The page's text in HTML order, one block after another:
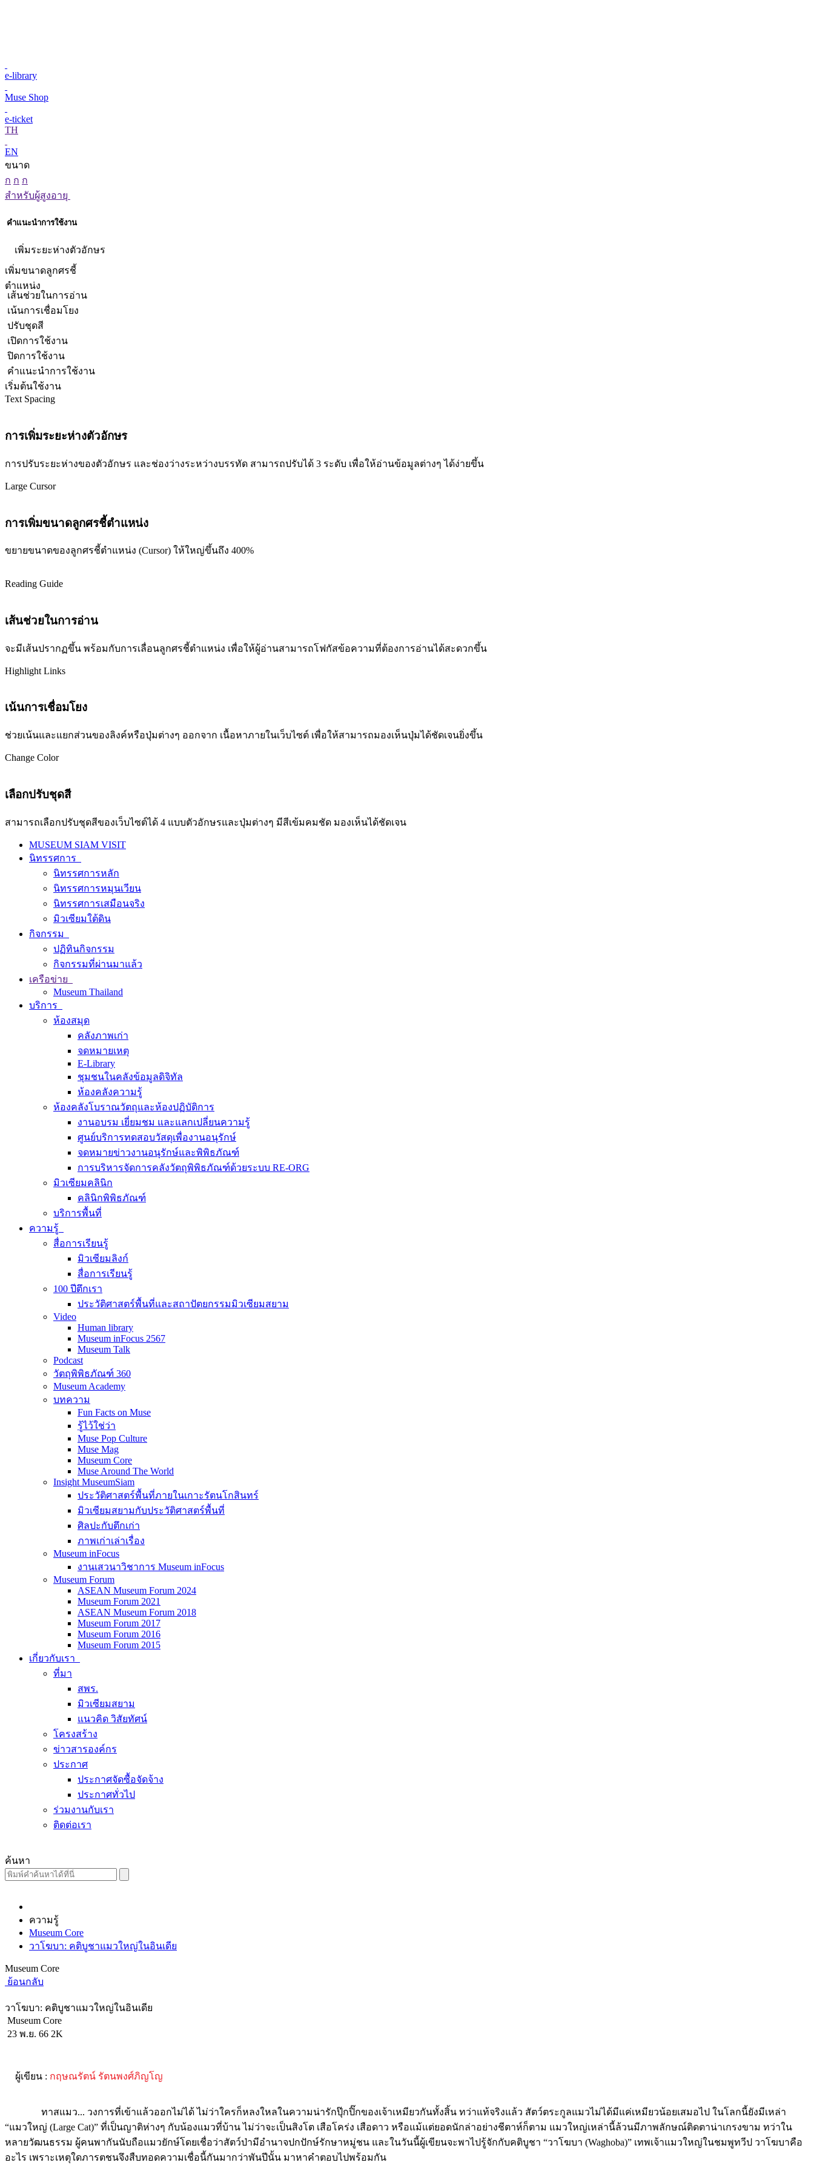
e-library
Muse Shop
e-ticket
TH
EN
ขนาด
ก ก ก
สำหรับผู้สูงอายุ
คำแนะนำการใช้งาน
เพิ่มระยะห่างตัวอักษร
เพิ่มขนาดลูกศรชี้
ตำแหน่ง
เส้นช่วยในการอ่าน
เน้นการเชื่อมโยง
ปรับชุดสี
เปิดการใช้งาน
ปิดการใช้งาน
คำแนะนำการใช้งาน
เริ่มต้นใช้งาน
Text Spacing
การเพิ่มระยะห่างตัวอักษร
การปรับระยะห่างของตัวอักษร และช่องว่างระหว่างบรรทัด สามารถปรับได้ 3 ระดับ เพื่อให้อ่านข้อมูลต่างๆ ได้ง่ายขึ้น
Large Cursor
การเพิ่มขนาดลูกศรชี้ตำแหน่ง
ขยายขนาดของลูกศรชี้ตำแหน่ง (Cursor) ให้ใหญ่ขึ้นถึง 400%
Reading Guide
เส้นช่วยในการอ่าน
จะมีเส้นปรากฏขึ้น พร้อมกับการเลื่อนลูกศรชี้ตำแหน่ง เพื่อให้ผู้อ่านสามารถโฟกัสข้อความที่ต้องการอ่านได้สะดวกขึ้น
Highlight Links
เน้นการเชื่อมโยง
ช่วยเน้นและแยกส่วนของลิงค์หรือปุ่มต่างๆ ออกจาก เนื้อหาภายในเว็บไซต์ เพื่อให้สามารถมองเห็นปุ่มได้ชัดเจนยิ่งขึ้น
Change Color
เลือกปรับชุดสี
สามารถเลือกปรับชุดสีของเว็บไซต์ได้ 4 แบบตัวอักษรและปุ่มต่างๆ มีสีเข้มคมชัด มองเห็นได้ชัดเจน
MUSEUM SIAM VISIT
นิทรรศการ
นิทรรศการหลัก
นิทรรศการหมุนเวียน
นิทรรศการเสมือนจริง
มิวเซียมใต้ดิน
กิจกรรม
ปฏิทินกิจกรรม
กิจกรรมที่ผ่านมาแล้ว
เครือข่าย
Museum Thailand
บริการ
ห้องสมุด
คลังภาพเก่า
จดหมายเหตุ
E-Library
ชุมชนในคลังข้อมูลดิจิทัล
ห้องคลังความรู้
ห้องคลังโบราณวัตถุและห้องปฏิบัติการ
งานอบรม เยี่ยมชม และแลกเปลี่ยนความรู้
ศูนย์บริการทดสอบวัสดุเพื่องานอนุรักษ์
จดหมายข่าวงานอนุรักษ์และพิพิธภัณฑ์
การบริหารจัดการคลังวัตถุพิพิธภัณฑ์ด้วยระบบ RE-ORG
มิวเซียมคลินิก
คลินิกพิพิธภัณฑ์
บริการพื้นที่
ความรู้
สื่อการเรียนรู้
มิวเซียมลิงก์
สื่อการเรียนรู้
100 ปีตึกเรา
ประวัติศาสตร์พื้นที่และสถาปัตยกรรมมิวเซียมสยาม
Video
Human library
Museum inFocus 2567
Museum Talk
Podcast
วัตถุพิพิธภัณฑ์ 360
Museum Academy
บทความ
Fun Facts on Muse
รู้ไว้ใช่ว่า
Muse Pop Culture
Muse Mag
Museum Core
Muse Around The World
Insight MuseumSiam
ประวัติศาสตร์พื้นที่ภายในเกาะรัตนโกสินทร์
มิวเซียมสยามกับประวัติศาสตร์พื้นที่
ศิลปะกับตึกเก่า
ภาพเก่าเล่าเรื่อง
Museum inFocus
งานเสวนาวิชาการ Museum inFocus
Museum Forum
ASEAN Museum Forum 2024
Museum Forum 2021
ASEAN Museum Forum 2018
Museum Forum 2017
Museum Forum 2016
Museum Forum 2015
เกี่ยวกับเรา
ที่มา
สพร.
มิวเซียมสยาม
แนวคิด วิสัยทัศน์
โครงสร้าง
ข่าวสารองค์กร
ประกาศ
ประกาศจัดซื้อจัดจ้าง
ประกาศทั่วไป
ร่วมงานกับเรา
ติดต่อเรา
ค้นหา
ความรู้
Museum Core
วาโฆบา: คติบูชาแมวใหญ่ในอินเดีย
Museum Core
ย้อนกลับ
วาโฆบา: คติบูชาแมวใหญ่ในอินเดีย
Museum Core
23 พ.ย. 66 2K
ผู้เขียน : กฤษณรัตน์ รัตนพงศ์ภิญโญ
ทาสแมว... วงการที่เข้าแล้วออกไม่ได้ ไม่ว่าใครก็หลงใหลในความน่ารักปุ๊กปิ๊กของเจ้าเหมียวกันทั้งสิ้น ทว่าแท้จริงแล้ว สัตว์ตระกูลแมวไม่ได้มีแค่เหมียวน้อยเสมอไป ในโลกนี้ยังมีเหล่า
“แมวใหญ่ (Large Cat)” ที่เป็นญาติห่างๆ กับน้องแมวที่บ้าน ไม่ว่าจะเป็นสิงโต เสือโคร่ง เสือดาว หรือแม้แต่ยอดนักล่าอย่างชีตาห์ก็ตาม แมวใหญ่เหล่านี้ล้วนมีภาพลักษณ์ติดตาน่าเกรงขาม ทว่าใน
หลายวัฒนธรรม ผู้คนพากันนับถือแมวยักษ์โดยเชื่อว่าสัตว์ป่ามีอำนาจปกปักษ์รักษาหมู่ชน และในวันนี้ผู้เขียนจะพาไปรู้จักกับคติบูชา “วาโฆบา (Waghoba)” เทพเจ้าแมวใหญ่ในชมพูทวีป วาโฆบาคือ
อะไร เพราะเหตุใดภารตชนจึงสืบทอดความเชื่อนี้กันมากว่าพันปีนั้น มาหาคำตอบไปพร้อมกัน